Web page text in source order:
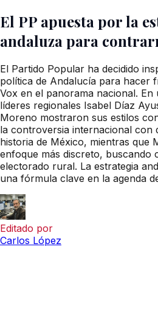
El PP apuesta por la
andaluza para
El Partido Popular ha decidido
política de Andalucía para hacer
Vox en el panorama nacional.
líderes regionales Isabel Díaz
Moreno mostraron sus estilos
la controversia internacional con
historia de México, mientras que
enfoque más discreto, buscando
electorado rural. La estrategia
una fórmula clave en la agenda
Editado por
Carlos López